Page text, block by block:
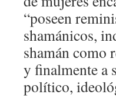
“poseen
shamánicos,
shamán como
y finalmente a
político,